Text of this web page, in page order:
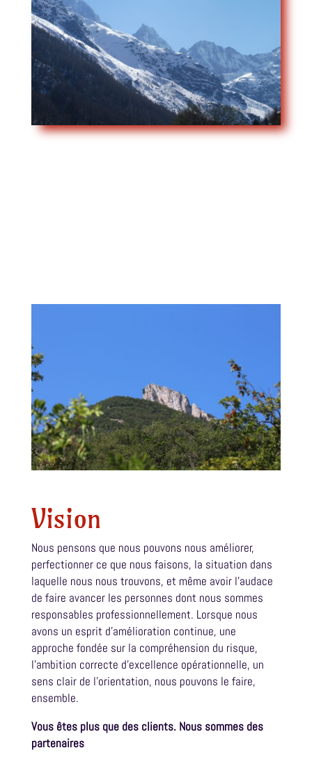
Vision
Nous pensons que nous pouvons nous améliorer,
perfectionner ce que nous faisons, la situation dans
laquelle nous nous trouvons, et même avoir l’audace
de faire avancer les personnes dont nous sommes
responsables professionnellement. Lorsque nous
avons un esprit d’amélioration continue, une
approche fondée sur la compréhension du risque,
l’ambition correcte d’excellence opérationnelle, un
sens clair de l’orientation, nous pouvons le faire,
ensemble.
Vous êtes plus que des clients. Nous sommes des
partenaires